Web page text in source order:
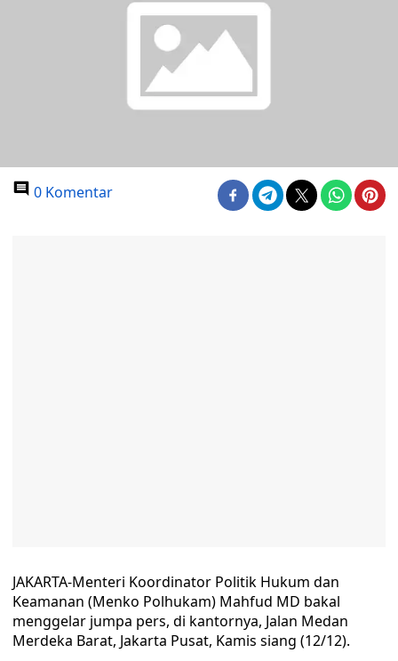
0 Komentar
JAKARTA-Menteri Koordinator Politik Hukum dan
Keamanan (Menko Polhukam) Mahfud MD bakal
menggelar jumpa pers, di kantornya, Jalan Medan
Merdeka Barat, Jakarta Pusat, Kamis siang (12/12).